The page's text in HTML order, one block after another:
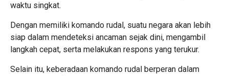
waktu singkat.
Dengan memiliki komando rudal, suatu negara akan lebih
siap dalam mendeteksi ancaman sejak dini, mengambil
langkah cepat, serta melakukan respons yang terukur.
Selain itu, keberadaan komando rudal berperan dalam